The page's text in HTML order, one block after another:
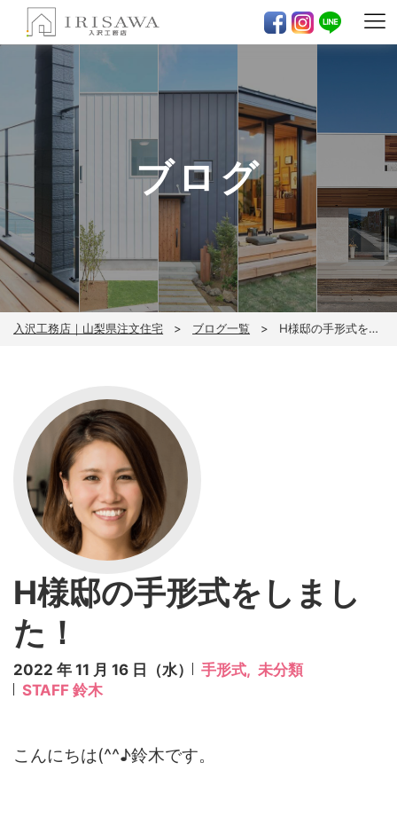
ブログ
入沢工務店｜山梨県注文住宅 ブログ一覧 H様邸の手形式をしました！
H様邸の手形式をしまし
た！
2022 年 11 月 16 日（水） 手形式, 未分類
STAFF 鈴木
こんにちは(^^♪鈴木です。